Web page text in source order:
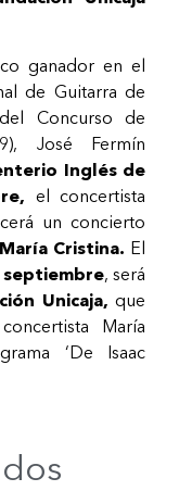
ganador en el
de Guitarra de
Concurso de
José Fermín
Inglés de
el concertista
un concierto
Cristina. El
septiembre, será
Unicaja, que
María
‘De Isaac